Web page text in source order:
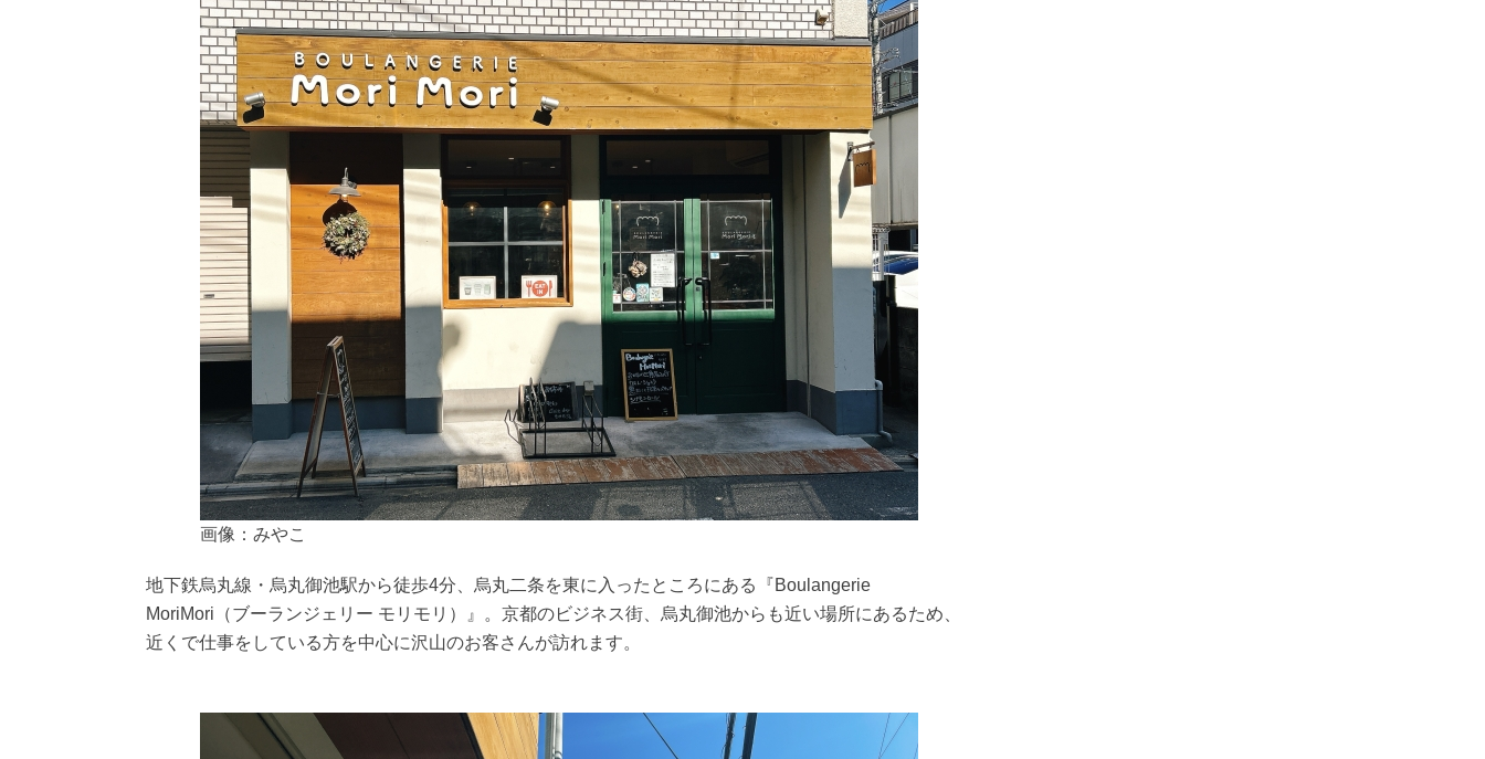
画像：みやこ
地下鉄烏丸線・烏丸御池駅から徒歩4分、烏丸二条を東に入ったところにある『Boulangerie
MoriMori（ブーランジェリー モリモリ）』。京都のビジネス街、烏丸御池からも近い場所にあるため、
近くで仕事をしている方を中心に沢山のお客さんが訪れます。